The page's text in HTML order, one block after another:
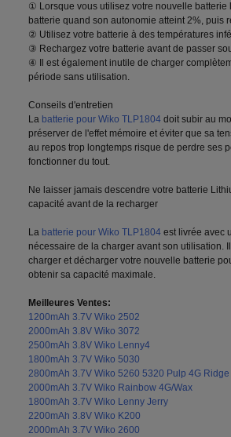
① Lorsque vous utilisez votre nouvelle batterie
batterie quand son autonomie atteint 2%, puis
② Utilisez votre batterie à des températures
③ Rechargez votre batterie avant de passer
④ Il est également inutile de charger
période sans utilisation.
Conseils d'entretien
La batterie pour Wiko TLP1804 doit subir au
préserver de l'effet mémoire et éviter que sa
au repos trop longtemps risque de perdre ses
fonctionner du tout.
Ne laisser jamais descendre votre batterie
capacité avant de la recharger
La batterie pour Wiko TLP1804 est livrée avec
nécessaire de la charger avant son utilisation.
charger et décharger votre nouvelle batterie
obtenir sa capacité maximale.
Meilleures Ventes:
1200mAh 3.7V Wiko 2502
2000mAh 3.8V Wiko 3072
2500mAh 3.8V Wiko Lenny4
1800mAh 3.7V Wiko 5030
2800mAh 3.7V Wiko 5260 5320 Pulp 4G Ridge
2000mAh 3.7V Wiko Rainbow 4G/Wax
1800mAh 3.7V Wiko Lenny Jerry
2200mAh 3.8V Wiko K200
2000mAh 3.7V Wiko 2600